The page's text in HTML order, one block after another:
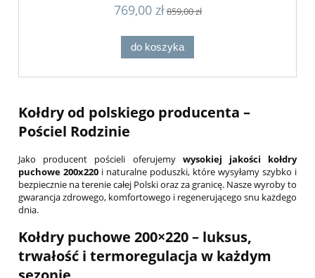
769,00 zł859,00 zł
do koszyka
Kołdry od polskiego producenta –
Pościel Rodzinie
Jako producent pościeli oferujemy wysokiej jakości kołdry
puchowe 200x220 i naturalne poduszki, które wysyłamy szybko i
bezpiecznie na terenie całej Polski oraz za granicę. Nasze wyroby to
gwarancja zdrowego, komfortowego i regenerującego snu każdego
dnia.
Kołdry puchowe 200×220 – luksus,
trwałość i termoregulacja w każdym